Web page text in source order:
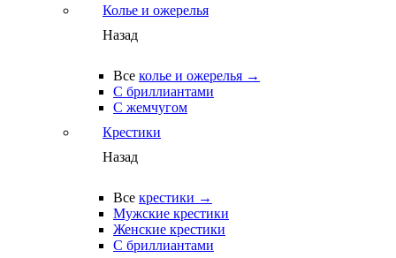
Колье и ожерелья
Назад
Все колье и ожерелья →
С бриллиантами
С жемчугом
Крестики
Назад
Все крестики →
Мужские крестики
Женские крестики
С бриллиантами